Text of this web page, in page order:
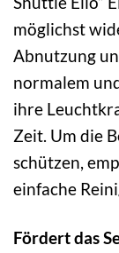
möglichst
Abnutzung
normalem
ihre
Zeit. Um die
schützen,
einfache
Fördert das